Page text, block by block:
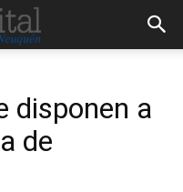
disponen a
de